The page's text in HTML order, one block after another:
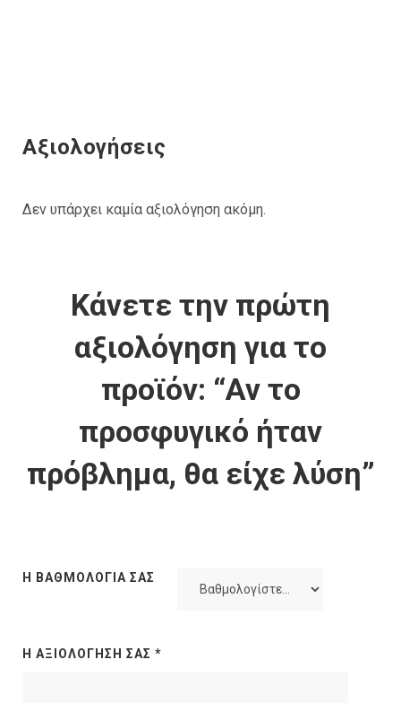
Αξιολογήσεις
Δεν υπάρχει καμία αξιολόγηση ακόμη.
Κάνετε την πρώτη
αξιολόγηση για το
προϊόν: “Αν το
προσφυγικό ήταν
πρόβλημα, θα είχε λύση”
Η ΒΑΘΜΟΛΟΓΊΑ ΣΑΣ
Η ΑΞΙΟΛΌΓΗΣΉ ΣΑΣ *